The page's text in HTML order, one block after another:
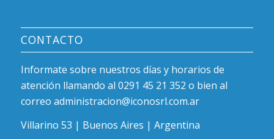
CONTACTO
Informate sobre nuestros días y horarios de
atención llamando al 0291 45 21 352 o bien al
correo administracion@iconosrl.com.ar
Villarino 53 | Buenos Aires | Argentina